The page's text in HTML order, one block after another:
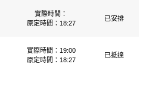
實際時間：
原定時間：18:27
已安排
實際時間：19:00
原定時間：18:27
已抵達